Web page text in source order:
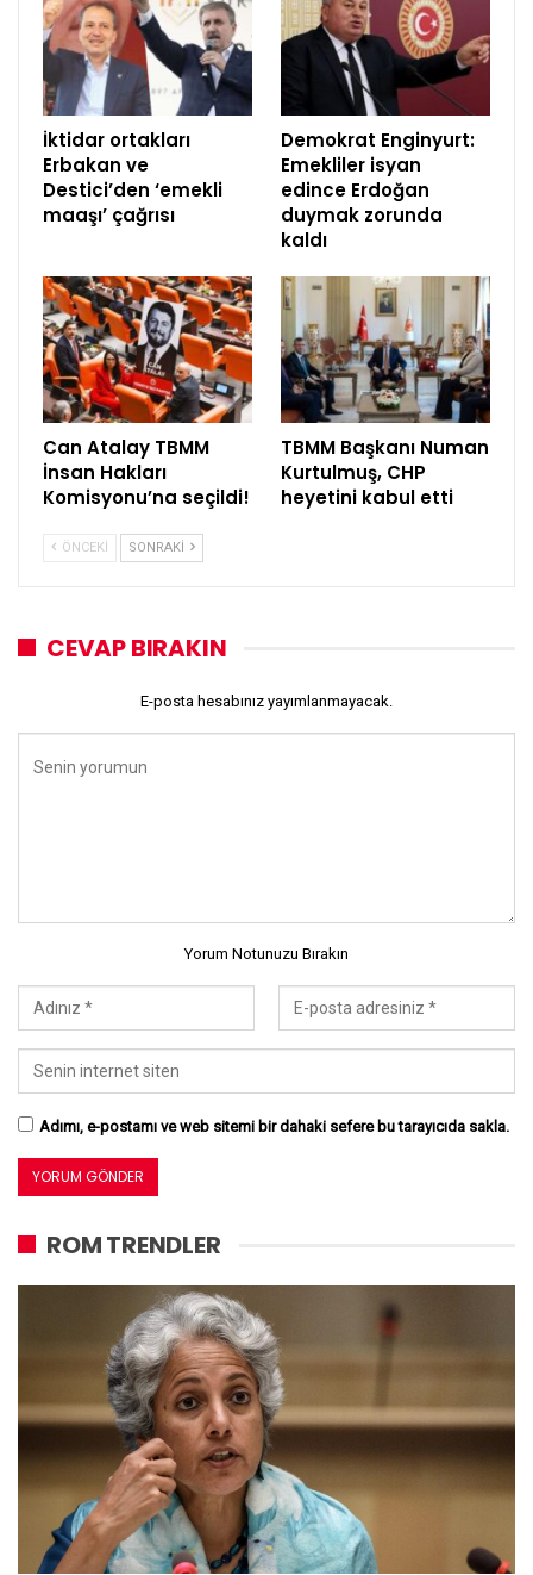
İktidar ortakları
Erbakan ve
Destici’den ‘emekli
maaşı’ çağrısı
Demokrat Enginyurt:
Emekliler isyan
edince Erdoğan
duymak zorunda
kaldı
Can Atalay TBMM
İnsan Hakları
Komisyonu’na seçildi!
TBMM Başkanı Numan
Kurtulmuş, CHP
heyetini kabul etti
ÖNCEKI SONRAKI
CEVAP BIRAKIN
E-posta hesabınız yayımlanmayacak.
Yorum Notunuzu Bırakın
Adımı, e-postamı ve web sitemi bir dahaki sefere bu tarayıcıda sakla.
ROM TRENDLER